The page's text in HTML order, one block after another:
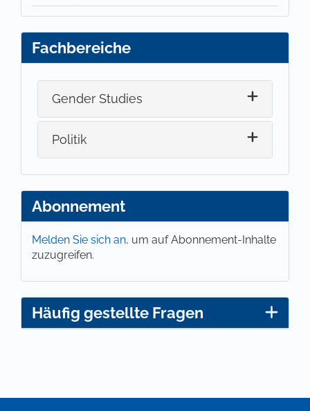
Fachbereiche
Gender Studies
Politik
Abonnement
Melden Sie sich an, um auf Abonnement-Inhalte
zuzugreifen.
Häufig gestellte Fragen